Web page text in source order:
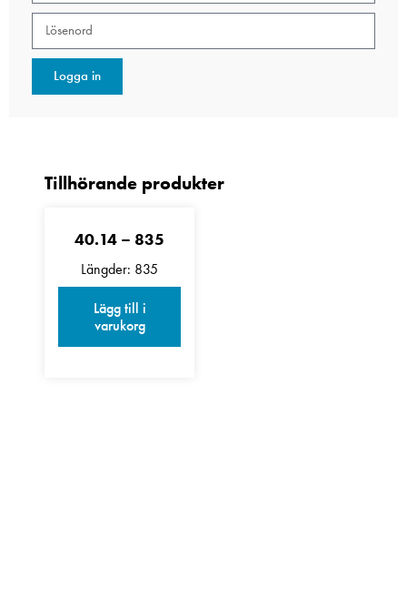
Logga in
40.14 – 835
Längder: 835
Lägg till i
varukorg